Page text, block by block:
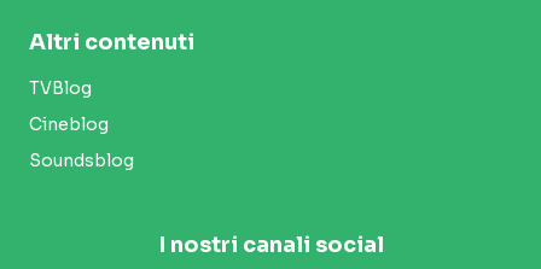
Altri contenuti
TVBlog
Cineblog
Soundsblog
I nostri canali social